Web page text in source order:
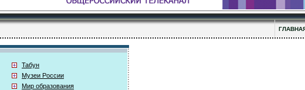
Табун
Музеи России
Мир образования